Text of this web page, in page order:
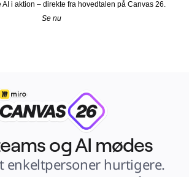
i aktion – direkte fra hovedtalen på Canvas 26.
Se nu
AI Workflows
Forbindelser
Udforsk AI-håndbøger
Server
og AI mødes
enkeltpersoner hurtigere.